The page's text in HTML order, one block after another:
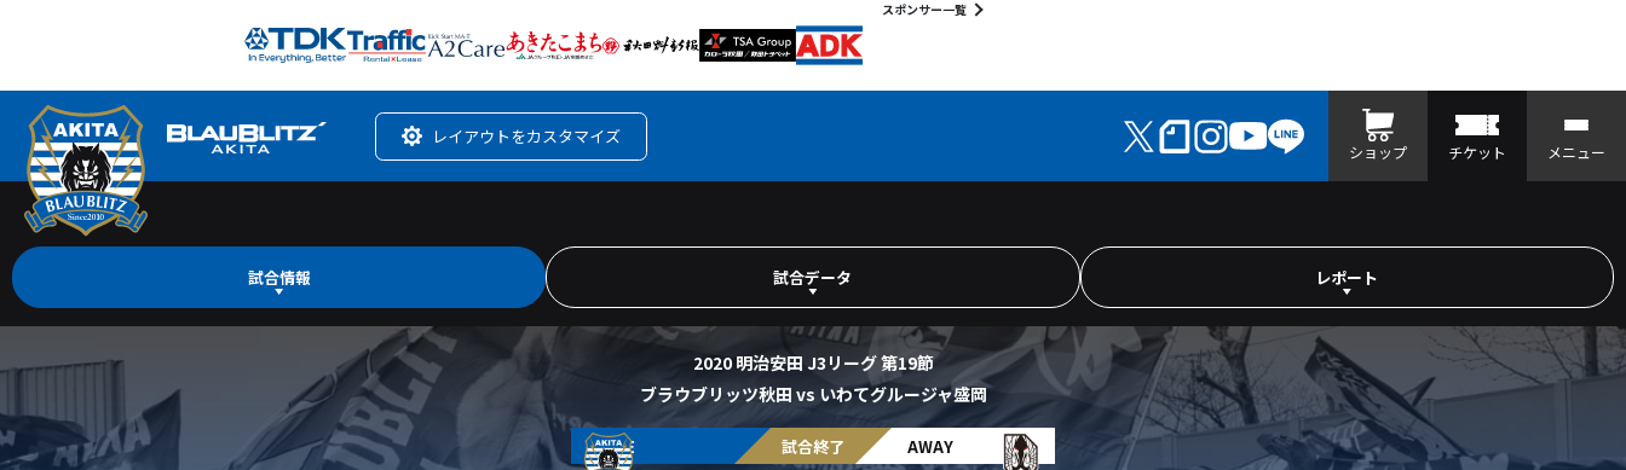
スポンサー一覧
レイアウトをカスタマイズ
ショップ チケット メニュー
試合情報 試合データ レポート
2020 明治安田 J3リーグ 第19節
ブラウブリッツ秋田 vs いわてグルージャ盛岡
HOME 試合終了 AWAY